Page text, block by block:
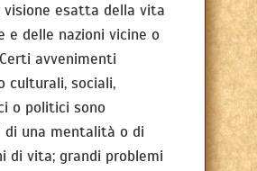
visione esatta della vita
e delle nazioni vicine o
avvenimenti
culturali, sociali,
o politici sono
di una mentalità o di
di vita; grandi problemi